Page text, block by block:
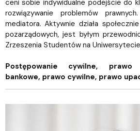
ceni sobie indywidualne podejście do
rozwiązywanie problemów
mediatora. Aktywnie działa
pozarządowych, jest byłym
Zrzeszenia Studentów na
Postępowanie cywilne,
bankowe, prawo cywilne, prawo